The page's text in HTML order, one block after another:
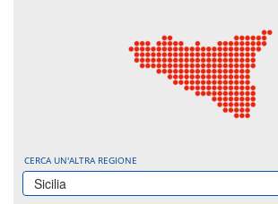
CERCA UN'ALTRA REGIONE
Sicilia